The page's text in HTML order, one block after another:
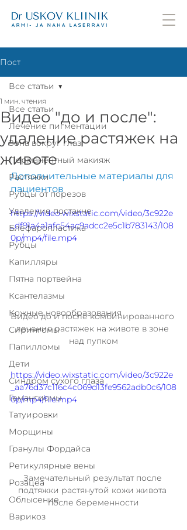
Пост
Все статьи
Лечение пигментации
Зона вокруг глаз
Перманентный макияж
Растяжки
Рубцы от порезов
Удаление постакне
Блефаропластика
Рубцы
Капилляры
Пятна портвейна
Ксантелазмы
Кожные новообразования
Сирингомы
Папилломы
Дети
Синдром сухого глаза
Гемангиомы
Татуировки
Морщины
Гранулы Фордайса
Ретикулярные вены
Розацеа
Облысение
Варикоз
Все статьи
Видео "до и после":
удаление растяжек на
животе
1 мин. чтения
Дополнительные материалы для
пациентов
https://video.wixstatic.com/video/3c922e
_df91a4a1afc54ac9adcc2e5c1b783143/108
0p/mp4/file.mp4
Видео до и после комбинированного
лечения растяжек на животе в зоне
над пупком
https://video.wixstatic.com/video/3c922e
_aa76d37c116c4c069d13fe9562adb0c6/108
0p/mp4/file.mp4
Замечательный результат после
подтяжки растянутой кожи живота
после беременности